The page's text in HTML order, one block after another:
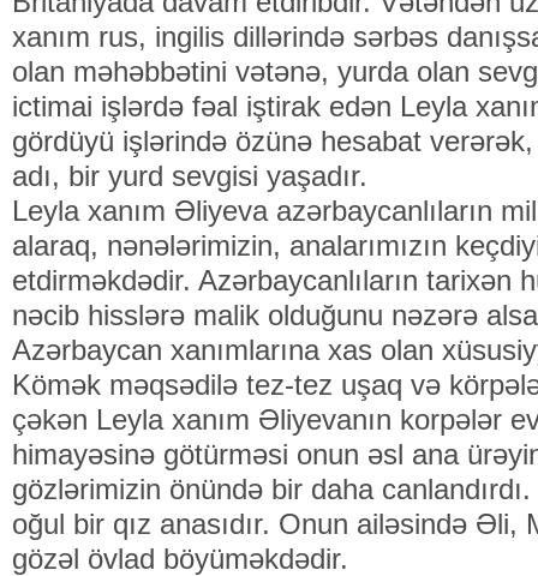
xanım rus, ingilis dillərində sərbəs
olan məhəbbətini vətənə, yurda olan
ictimai işlərdə fəal iştirak edən Leyla
gördüyü işlərində özünə hesabat
adı, bir yurd sevgisi yaşadır.
Leyla xanım Əliyeva azərbaycanlıların
alaraq, nənələrimizin, analarımızın
etdirməkdədir. Azərbaycanlıların tarixən
nəcib hisslərə malik olduğunu nəzərə
Azərbaycan xanımlarına xas olan
Kömək məqsədilə tez-tez uşaq və
çəkən Leyla xanım Əliyevanın korpələr
himayəsinə götürməsi onun əsl ana
gözlərimizin önündə bir daha
oğul bir qız anasıdır. Onun ailəsində Əli,
gözəl övlad böyüməkdədir.